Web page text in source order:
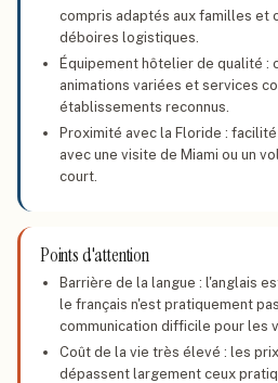
compris adaptés aux familles et
déboires logistiques.
Équipement hôtelier de qualité :
animations variées et services
établissements reconnus.
Proximité avec la Floride :
avec une visite de Miami ou un
court.
Points d'attention
Barrière de la langue : l'anglais
le français n'est pratiquement
communication difficile pour les
Coût de la vie très élevé : les
dépassent largement ceux